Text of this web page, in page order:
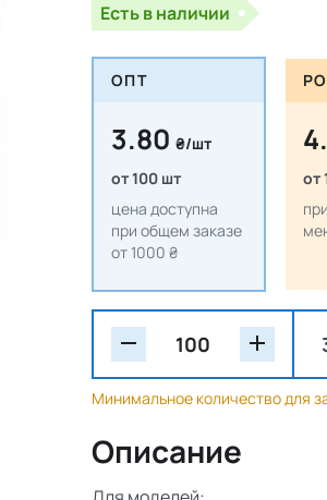
Есть в наличии
ОПТ
3.80₴/шт
от 100 шт
цена доступна
при общем заказе
от 1000 ₴
от
Минимальное количество для
Описание